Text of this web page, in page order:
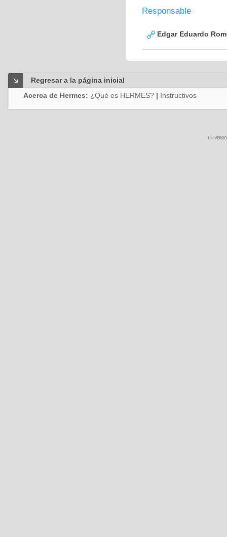
Responsable
Edgar Eduardo
Regresar a la página inicial
Acerca de Hermes: ¿Qué es HERMES? | Instructivos